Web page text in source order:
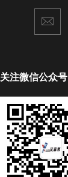
关注微信公众号